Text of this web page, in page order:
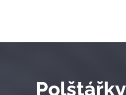
Polštářky